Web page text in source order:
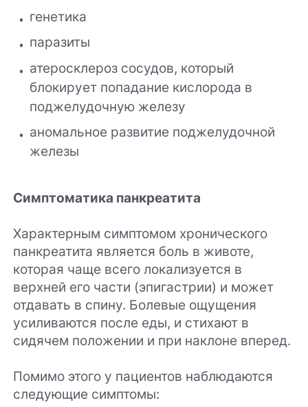
генетика
паразиты
атеросклероз сосудов, который
блокирует попадание кислорода в
поджелудочную железу
аномальное развитие поджелудочной
железы
Симптоматика панкреатита
Характерным симптомом хронического
панкреатита является боль в животе,
которая чаще всего локализуется в
верхней его части (эпигастрии) и может
отдавать в спину. Болевые ощущения
усиливаются после еды, и стихают в
сидячем положении и при наклоне вперед.
Помимо этого у пациентов наблюдаются
следующие симптомы: